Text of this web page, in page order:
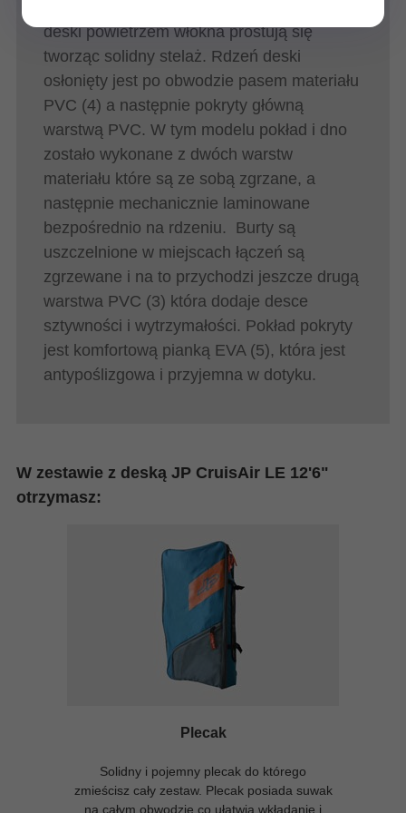
deski powietrzem włókna prostują się
tworząc solidny stelaż. Rdzeń deski
osłonięty jest po obwodzie pasem materiału
PVC (4) a następnie pokryty główną
warstwą PVC. W tym modelu pokład i dno
zostało wykonane z dwóch warstw
materiału które są ze sobą zgrzane, a
następnie mechanicznie laminowane
bezpośrednio na rdzeniu. Burty są
uszczelnione w miejscach łączeń są
zgrzewane i na to przychodzi jeszcze drugą
warstwa PVC (3) która dodaje desce
sztywności i wytrzymałości. Pokład pokryty
jest komfortową pianką EVA (5), która jest
antypoślizgowa i przyjemna w dotyku.
W zestawie z deską JP CruisAir LE 12'6"
otrzymasz:
Plecak
Solidny i pojemny plecak do którego
zmieścisz cały zestaw. Plecak posiada suwak
na całym obwodzie co ułatwia wkłądanie i